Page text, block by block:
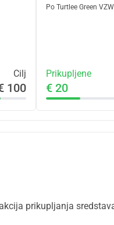
Cilj
100
PoTurtlee Green VZW
Prikupljene
€ 20
prikupljanja